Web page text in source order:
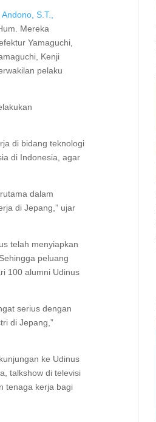
S.T.,
Mereka
Yamaguchi,
Kenji
pelaku
di bidang teknologi
di Indonesia, agar
dalam
di Jepang,” ujar
telah menyiapkan
peluang
100 alumni Udinus
serius dengan
di Jepang,”
ke Udinus
talkshow di televisi
tenaga kerja bagi